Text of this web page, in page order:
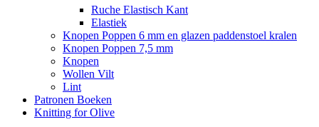
Ruche Elastisch Kant
Elastiek
Knopen Poppen 6 mm en glazen paddenstoel kralen
Knopen Poppen 7,5 mm
Knopen
Wollen Vilt
Lint
Patronen Boeken
Knitting for Olive